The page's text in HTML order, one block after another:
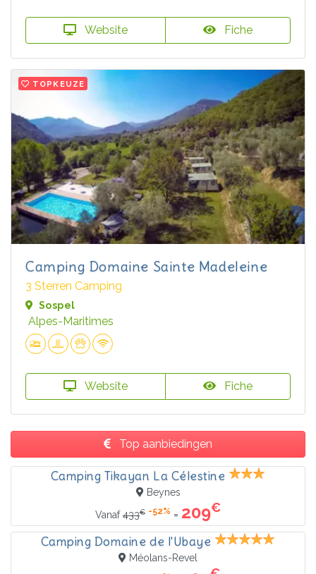
Website Fiche
TOPKEUZE
Camping Domaine Sainte Madeleine
3 Sterren Camping
Sospel
Alpes-Maritimes
Website Fiche
Top aanbiedingen
Camping Tikayan La Célestine
Beynes
Vanaf433€ -52% = 209€
Camping Domaine de l'Ubaye
Méolans-Revel